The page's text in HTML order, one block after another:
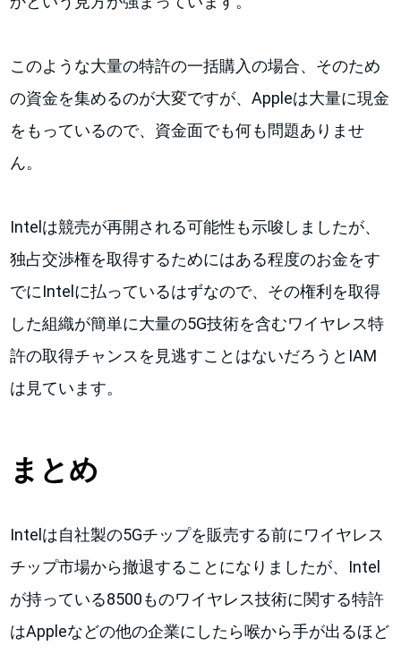
このような大量の特許の一括購入の場合、そのため
の資金を集めるのが大変ですが、Appleは大量に現金
をもっているので、資金面でも何も問題ありませ
ん。
Intelは競売が再開される可能性も示唆しましたが、
独占交渉権を取得するためにはある程度のお金をす
でにIntelに払っているはずなので、その権利を取得
した組織が簡単に大量の5G技術を含むワイヤレス特
許の取得チャンスを見逃すことはないだろうとIAM
は見ています。
まとめ
Intelは自社製の5Gチップを販売する前にワイヤレス
チップ市場から撤退することになりましたが、Intel
が持っている8500ものワイヤレス技術に関する特許
はAppleなどの他の企業にしたら喉から手が出るほど